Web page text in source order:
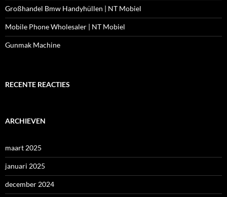
Großhandel Bmw Handyhüllen | NT Mobiel
Mobile Phone Wholesaler | NT Mobiel
Gunmak Machine
RECENTE REACTIES
ARCHIEVEN
maart 2025
januari 2025
december 2024